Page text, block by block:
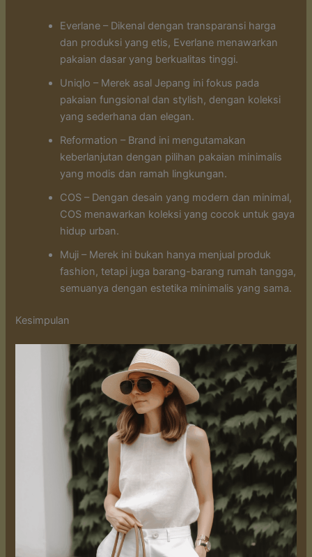
Everlane – Dikenal dengan transparansi harga
dan produksi yang etis, Everlane menawarkan
pakaian dasar yang berkualitas tinggi.
Uniqlo – Merek asal Jepang ini fokus pada
pakaian fungsional dan stylish, dengan koleksi
yang sederhana dan elegan.
Reformation – Brand ini mengutamakan
keberlanjutan dengan pilihan pakaian minimalis
yang modis dan ramah lingkungan.
COS – Dengan desain yang modern dan minimal,
COS menawarkan koleksi yang cocok untuk gaya
hidup urban.
Muji – Merek ini bukan hanya menjual produk
fashion, tetapi juga barang-barang rumah tangga,
semuanya dengan estetika minimalis yang sama.
Kesimpulan